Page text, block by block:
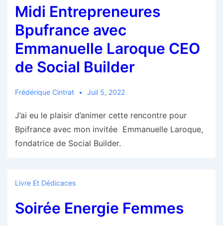
Midi Entrepreneures
Bpufrance avec
Emmanuelle Laroque CEO
de Social Builder
Frédérique Cintrat Juil 5, 2022
J’ai eu le plaisir d’animer cette rencontre pour
Bpifrance avec mon invitée Emmanuelle Laroque,
fondatrice de Social Builder.
Livre Et Dédicaces
Soirée Energie Femmes